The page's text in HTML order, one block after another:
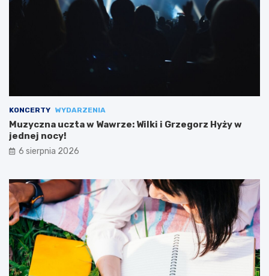
KONCERTY WYDARZENIA
Muzyczna uczta w Wawrze: Wilki i Grzegorz Hyży w
jednej nocy!
6 sierpnia 2026